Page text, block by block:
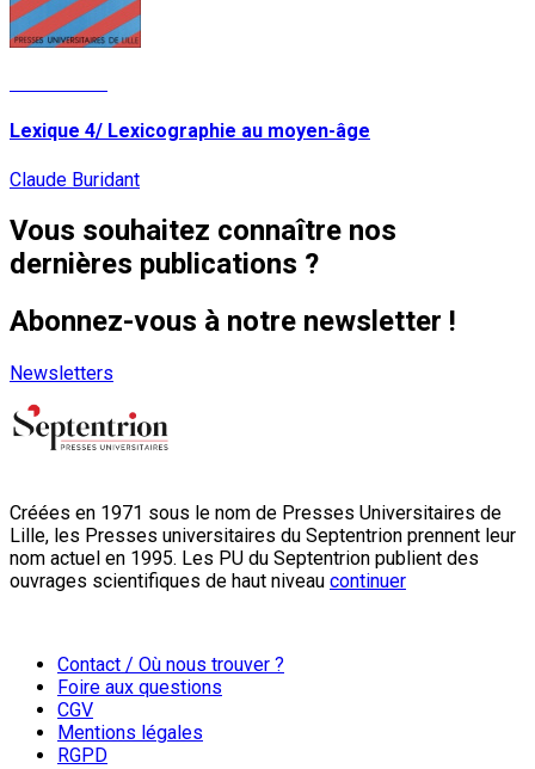
Lexique 4/ Lexicographie au moyen-âge
Claude Buridant
Vous souhaitez connaître nos
dernières publications ?
Abonnez-vous à notre newsletter !
Newsletters
Créées en 1971 sous le nom de Presses Universitaires de
Lille, les Presses universitaires du Septentrion prennent leur
nom actuel en 1995. Les PU du Septentrion publient des
ouvrages scientifiques de haut niveau continuer
Contact / Où nous trouver ?
Foire aux questions
CGV
Mentions légales
RGPD